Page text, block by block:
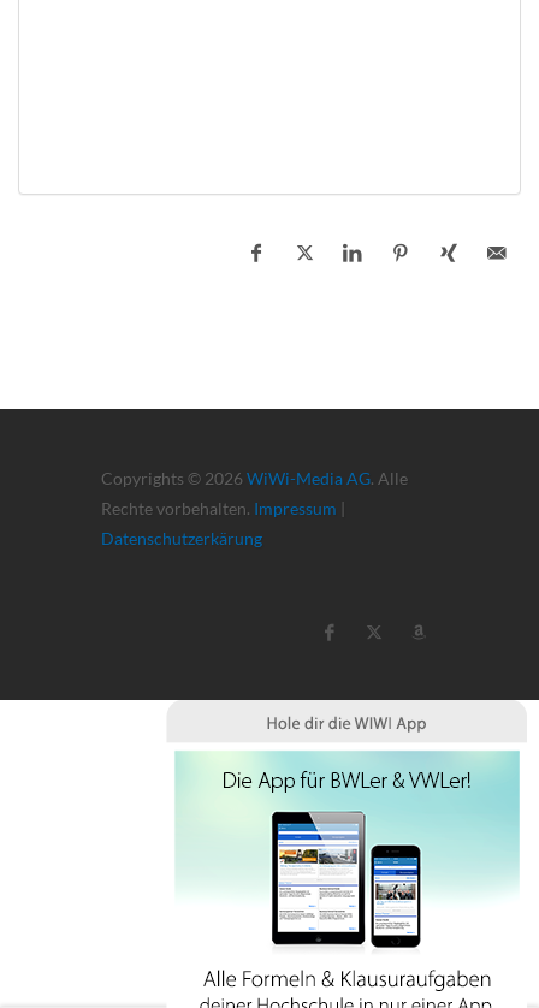
Copyrights © 2026 WiWi-Media AG. Alle
Rechte vorbehalten. Impressum |
Datenschutzerkärung